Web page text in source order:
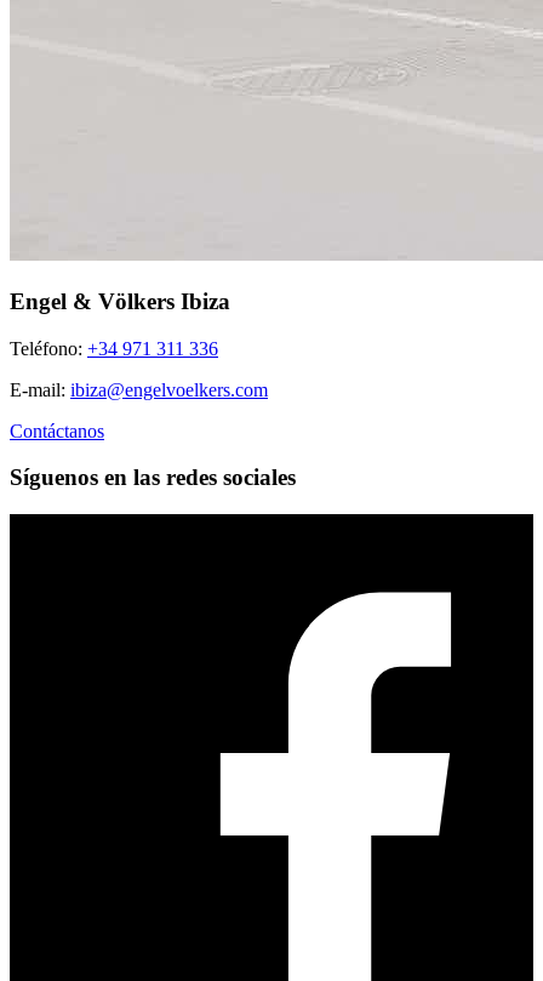
Engel & Völkers Ibiza
Teléfono: +34 971 311 336
E-mail: ibiza@engelvoelkers.com
Contáctanos
Síguenos en las redes sociales